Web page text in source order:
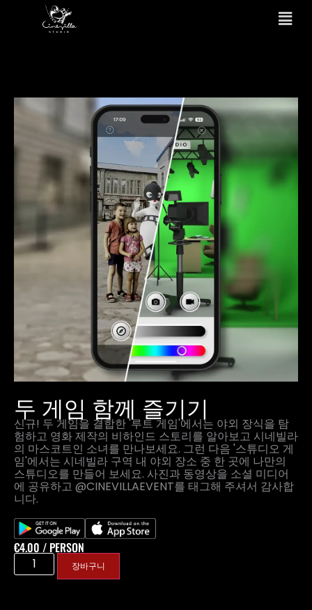
두 게임 함께 즐기기
신규! 두 게임을 결합한 '루트 게임'에서는 야외 장식을 탐
험하고 영화 제작의 비하인드 스토리를 알아보고 시네빌라
의 마스코트인 소녀를 만나보세요. 그런 다음 '스튜디오 게
임'에서는 시네빌라 구역 내 야외 장소 중 한 곳에 나만의
스튜디오를 만들어 보세요. 사진과 동영상을 소셜 미디어
에 공유하고 @CINEVILLAEVENT를 태그해 주셔서 감사합
니다.
€4.00 / PERSON
장바구니